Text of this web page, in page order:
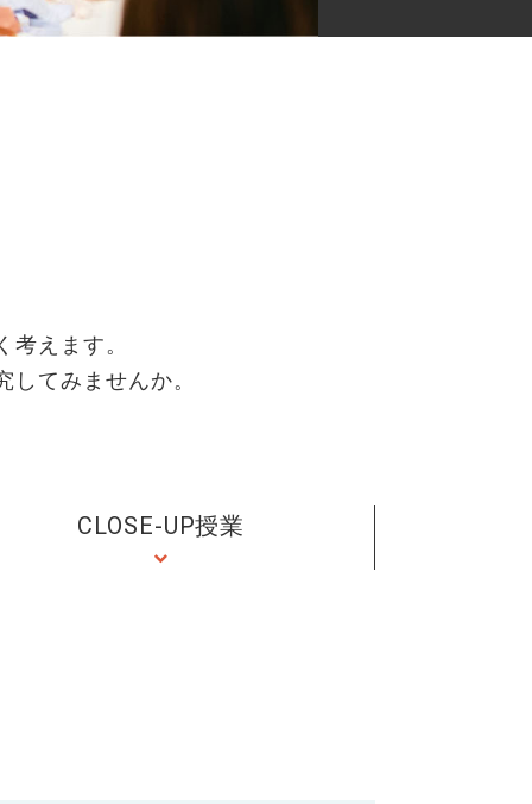
えます。
てみませんか。
CLOSE-UP授業